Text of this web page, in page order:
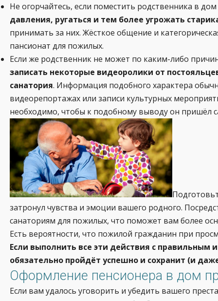
Не огорчайтесь, если поместить родственника в
давления, ругаться и тем более угрожать
принимать за них. Жёсткое общение и
пансионат для пожилых.
Если же родственник не может по каким-либо
записать некоторые видеоролики от
санатория. Информация подобного характера
видеорепортажах или записи культурных
необходимо, чтобы к подобному выводу он пришёл
затронул чувства и эмоции вашего родного.
санаториям для пожилых, что поможет вам более
Есть вероятности, что пожилой гражданин при
Если выполнить все эти действия с
обязательно пройдёт успешно и сохранит (и
Оформление пенсионера в дом
Если вам удалось уговорить и убедить вашего